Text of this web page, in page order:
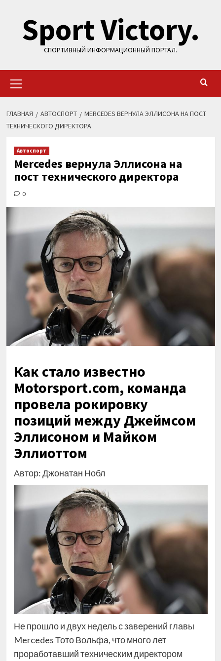
содержимому
Sport Victory.
СПОРТИВНЫЙ ИНФОРМАЦИОННЫЙ ПОРТАЛ.
меню
ГЛАВНАЯ АВТОСПОРТ
MERCEDES ВЕРНУЛА ЭЛЛИСОНА НА ПОСТ
ТЕХНИЧЕСКОГО ДИРЕКТОРА
Автоспорт
Mercedes вернула Эллисона на
пост технического директора
0
Как стало известно
Motorsport.com, команда
провела рокировку
позиций между Джеймсом
Эллисоном и Майком
Эллиоттом
Автор: Джонатан Нобл
Не прошло и двух недель с заверений главы
Mercedes Тото Вольфа, что много лет
проработавший техническим директором